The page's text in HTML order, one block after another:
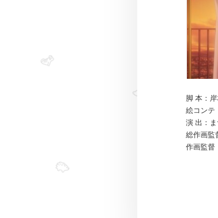
脚 本：
絵コンテ
演 出：
総作画監
作画監督